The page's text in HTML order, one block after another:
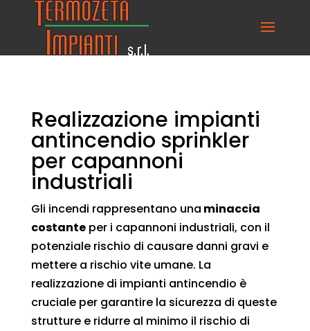
Realizzazione impianti
antincendio sprinkler
per capannoni
industriali
Gli incendi rappresentano una minaccia
costanteper i capannoni industriali, con il
potenziale rischio di causare danni gravi e
mettere a rischio vite umane. La
realizzazione di impianti antincendio è
cruciale per garantire la sicurezza di queste
strutture e ridurre al minimo il rischio di